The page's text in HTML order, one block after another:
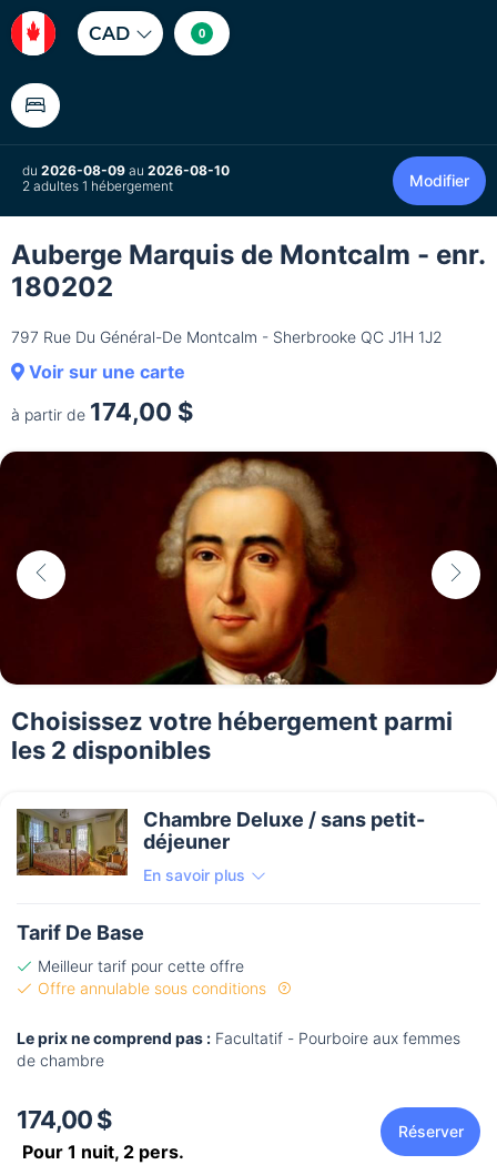
CAD 0
du 2026-08-09 au 2026-08-10
2 adultes 1 hébergement
Modifier
Auberge Marquis de Montcalm - enr.
180202
797 Rue Du Général-De Montcalm - Sherbrooke QC J1H 1J2
Voir sur une carte
à partir de 174,00 $
Choisissez votre hébergement parmi
les 2 disponibles
Chambre Deluxe / sans petit-
déjeuner
En savoir plus
Tarif De Base
Meilleur tarif pour cette offre
Offre annulable sous conditions
Le prix ne comprend pas : Facultatif - Pourboire aux femmes
de chambre
174,00 $
Pour 1 nuit, 2 pers.
Réserver